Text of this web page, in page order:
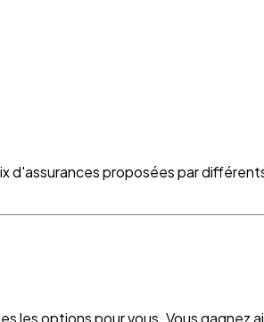
proposées par
les options pour vous. Vous gagnez